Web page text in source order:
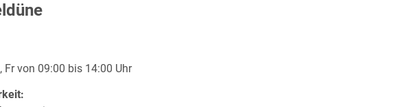
Fr von 09:00 bis 14:00 Uhr